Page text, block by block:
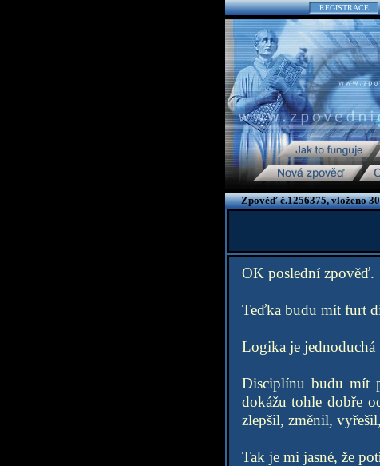
REGISTRACE
Zpověď č.1256375, vloženo
OK poslední zpověď.
Teďka budu mít furt
Logika je jednoduchá
Disciplínu budu mít
dokážu tohle dobře
zlepšil, změnil,
Tak je mi jasné, že